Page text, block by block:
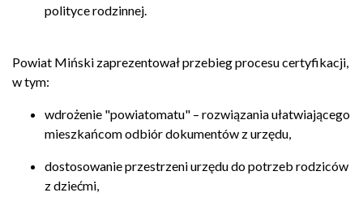
polityce rodzinnej.
Powiat Miński zaprezentował przebieg procesu certyfikacji,
w tym:
wdrożenie "powiatomatu" – rozwiązania ułatwiającego
mieszkańcom odbiór dokumentów z urzędu,
dostosowanie przestrzeni urzędu do potrzeb rodziców
z dziećmi,